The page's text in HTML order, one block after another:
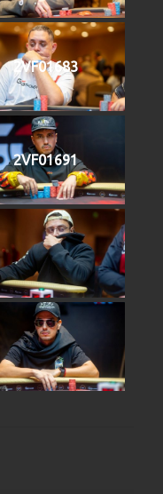
2VF01683
2VF01691